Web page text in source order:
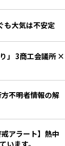
和らぐも大気は不安定
」 3商工会議所 ×
不明者情報の解
アラート】熱中
います。